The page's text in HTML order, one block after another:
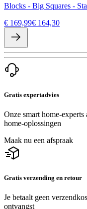
Blocks - Big Squares -
€ 169,99€ 164,30
Gratis expertadvies
Onze smart home-
home-oplossingen
Maak nu een afspraak
Gratis verzending en retour
Je betaalt geen
ontvangst